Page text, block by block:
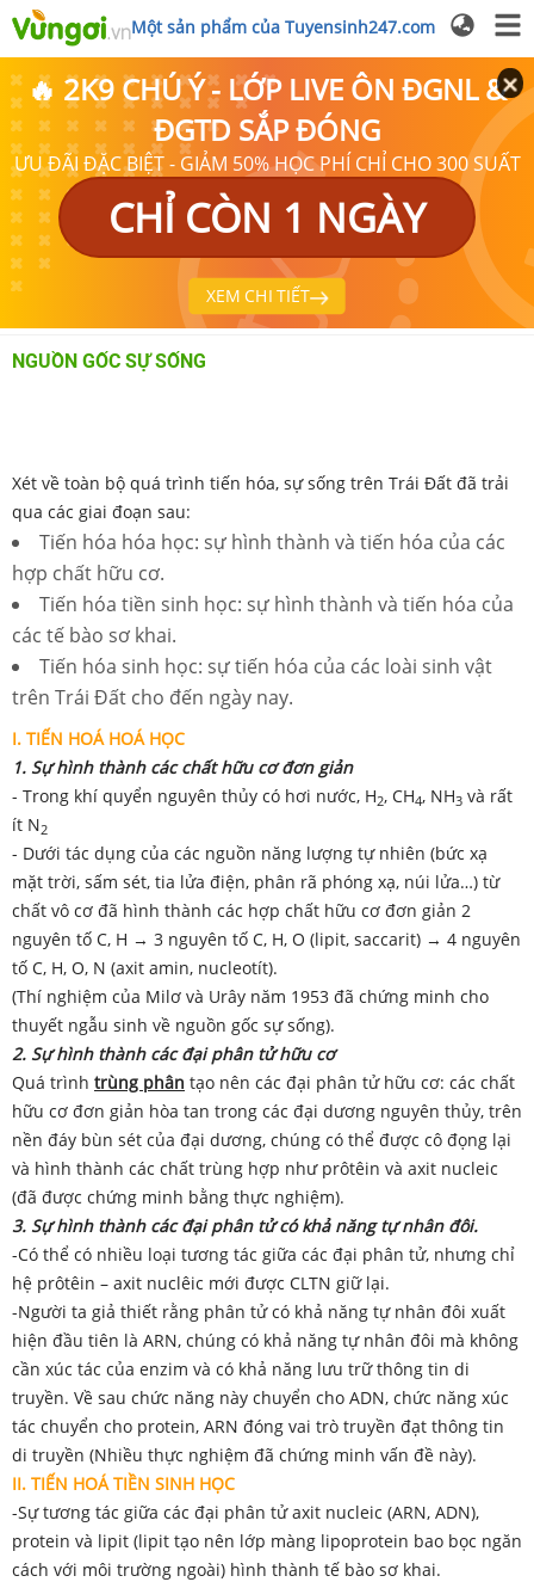
Một sản phẩm của Tuyensinh247.com
🔥 2K9 CHÚ Ý - LỚP LIVE ÔN ĐGNL &
ĐGTD SẮP ĐÓNG
ƯU ĐÃI ĐẶC BIỆT - GIẢM 50% HỌC PHÍ CHỈ CHO 300 SUẤT
CHỈ CÒN 1 NGÀY
XEM CHI TIẾT
NGUỒN GỐC SỰ SỐNG
Xét về toàn bộ quá trình tiến hóa, sự sống trên Trái Đất đã trải
qua các giai đoạn sau:
Tiến hóa hóa học: sự hình thành và tiến hóa của các
hợp chất hữu cơ.
Tiến hóa tiền sinh học: sự hình thành và tiến hóa của
các tế bào sơ khai.
Tiến hóa sinh học: sự tiến hóa của các loài sinh vật
trên Trái Đất cho đến ngày nay.
I. TIẾN HOÁ HOÁ HỌC
1. Sự hình thành các chất hữu cơ đơn giản
- Trong khí quyển nguyên thủy có hơi nước, H2, CH4, NH3 và rất
ít N2
- Dưới tác dụng của các nguồn năng lượng tự nhiên (bức xạ
mặt trời, sấm sét, tia lửa điện, phân rã phóng xạ, núi lửa…) từ
chất vô cơ đã hình thành các hợp chất hữu cơ đơn giản 2
nguyên tố C, H → 3 nguyên tố C, H, O (lipit, saccarit) → 4 nguyên
tố C, H, O, N (axit amin, nucleotít).
(Thí nghiệm của Milơ và Urây năm 1953 đã chứng minh cho
thuyết ngẫu sinh về nguồn gốc sự sống).
2. Sự hình thành các đại phân tử hữu cơ
Quá trình trùng phân tạo nên các đại phân tử hữu cơ: các chất
hữu cơ đơn giản hòa tan trong các đại dương nguyên thủy, trên
nền đáy bùn sét của đại dương, chúng có thể được cô đọng lại
và hình thành các chất trùng hợp như prôtêin và axit nucleic
(đã được chứng minh bằng thực nghiệm).
3. Sự hình thành các đại phân tử có khả năng tự nhân đôi.
-Có thể có nhiều loại tương tác giữa các đại phân tử, nhưng chỉ
hệ prôtêin – axit nuclêic mới được CLTN giữ lại.
-Người ta giả thiết rằng phân tử có khả năng tự nhân đôi xuất
hiện đầu tiên là ARN, chúng có khả năng tự nhân đôi mà không
cần xúc tác của enzim và có khả năng lưu trữ thông tin di
truyền. Về sau chức năng này chuyển cho ADN, chức năng xúc
tác chuyển cho protein, ARN đóng vai trò truyền đạt thông tin
di truyền (Nhiều thực nghiệm đã chứng minh vấn đề này).
II. TIẾN HOÁ TIỀN SINH HỌC
-Sự tương tác giữa các đại phân tử axit nucleic (ARN, ADN),
protein và lipit (lipit tạo nên lớp màng lipoprotein bao bọc ngăn
cách với môi trường ngoài) hình thành tế bào sơ khai.